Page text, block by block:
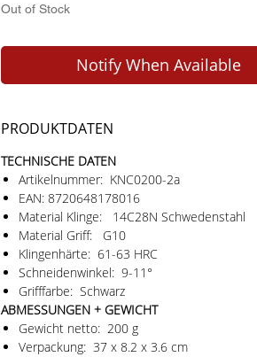
Out of Stock
Notify When Available
PRODUKTDATEN
TECHNISCHE DATEN
Artikelnummer: KNC0200-2a
EAN: 8720648178016
Material Klinge: 14C28N Schwedenstahl
Material Griff: G10
Klingenhärte: 61-63 HRC
Schneidenwinkel: 9-11°
Grifffarbe: Schwarz
ABMESSUNGEN + GEWICHT
Gewicht netto: 200 g
Verpackung: 37 x 8.2 x 3.6 cm